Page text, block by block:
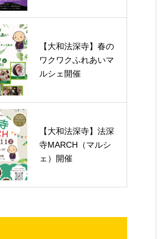
【大和法深寺】春の
ワクワクふれあいマ
ルシェ開催
【大和法深寺】法深
寺MARCH（マルシ
ェ）開催